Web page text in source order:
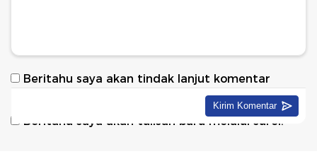
Beritahu saya akan tindak lanjut komentar
Beritahu saya akan tulisan baru melalui surel.